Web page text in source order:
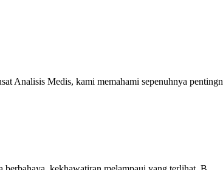
Analisis Medis, kami memahami sepenuhnya pentingn